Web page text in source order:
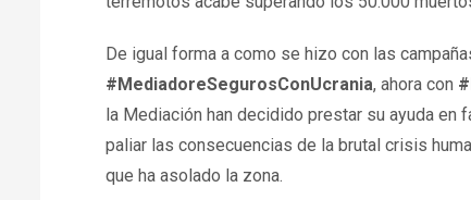
De igual forma a como se hizo con las
#MediadoreSegurosConUcrania, ahora con
la Mediación han decidido prestar su ayuda en
paliar las consecuencias de la brutal crisis
que ha asolado la zona.